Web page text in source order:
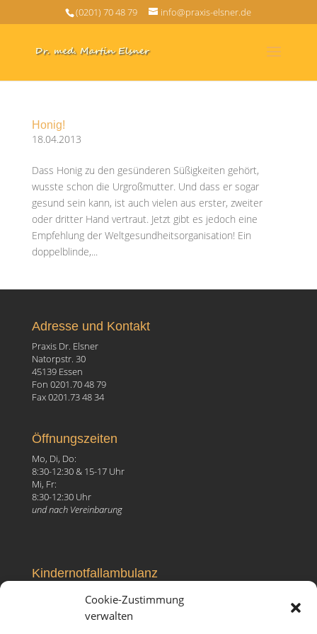
Cookie-Zustimmung
verwalten
(0201) 70 48 79 info@praxis-elsner.de
Honig!
18.04.2013
Dass Honig zu den gesünderen Süßigkeiten gehört,
wusste schon die Urgroßmutter. Und dass er sogar
gesund sein kann, ist auch vielen aus erster, zweiter
oder dritter Hand vertraut. Jetzt gibt es jedoch eine
Empfehlung der Weltgesundheitsorganisation! Ein
doppelblinde,...
Adresse und Kontakt
Praxis Dr. Elsner
Natorpstr. 30
45139 Essen
Fon 0201.70 48 79
Fax 0201.73 48 34
Öffnungszeiten
Mo, Di, Do:
8:30-12:30 & 15-17 Uhr
Mi, Fr:
8:30-12:30 Uhr
und nach Vereinbarung
Kindernotfallambulanz
Elisabeth-Krankenhaus
Ruhrallee 81, 45138 Essen
Fon 0201.27 99 096